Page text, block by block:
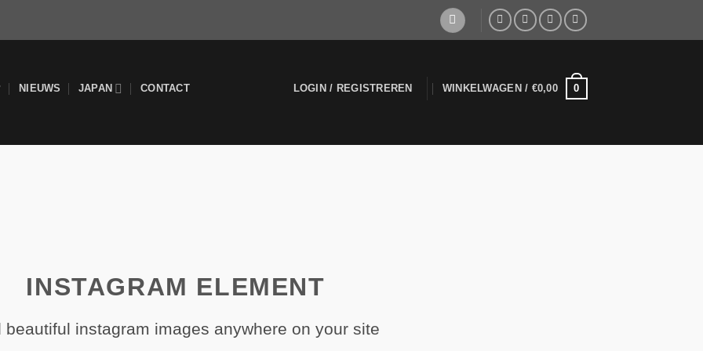
NIEUWS JAPAN CONTACT LOGIN / REGISTREREN WINKELWAGEN / €0,00 0
INSTAGRAM ELEMENT
beautiful instagram images anywhere on your site